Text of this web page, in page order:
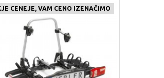
CENEJE, VAM CENO IZENAČIMO